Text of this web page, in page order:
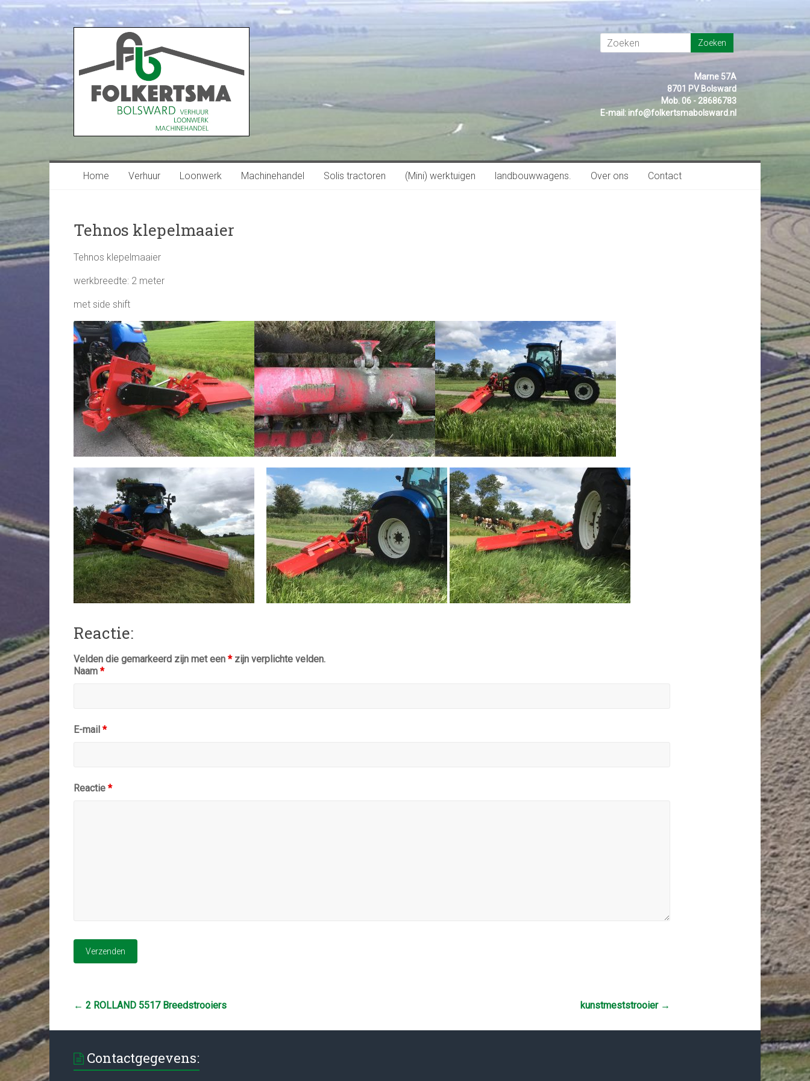
Marne 57A
8701 PV Bolsward
Mob. 06 - 28686783
E-mail:info@folkertsmabolsward.nl
Home Verhuur Loonwerk Machinehandel Solis tractoren (Mini) werktuigen landbouwwagens. Over ons Contact
Tehnos klepelmaaier
Tehnos klepelmaaier
werkbreedte: 2 meter
met side shift
Reactie:
Velden die gemarkeerd zijn met een *zijn verplichte velden.
Naam *
E-mail *
Reactie *
← 2 ROLLAND 5517 Breedstrooiers kunstmeststrooier →
Contactgegevens: